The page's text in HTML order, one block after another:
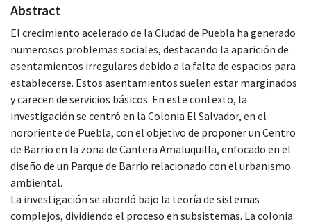
Abstract
El crecimiento acelerado de la Ciudad de Puebla ha generado
numerosos problemas sociales, destacando la aparición de
asentamientos irregulares debido a la falta de espacios para
establecerse. Estos asentamientos suelen estar marginados
y carecen de servicios básicos. En este contexto, la
investigación se centró en la Colonia El Salvador, en el
nororiente de Puebla, con el objetivo de proponer un Centro
de Barrio en la zona de Cantera Amaluquilla, enfocado en el
diseño de un Parque de Barrio relacionado con el urbanismo
ambiental.
La investigación se abordó bajo la teoría de sistemas
complejos, dividiendo el proceso en subsistemas. La colonia